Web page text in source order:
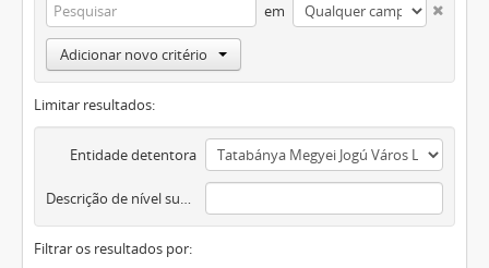
em
Adicionar novo critério
Limitar resultados:
Entidade detentora
Descrição de nível superior
Filtrar os resultados por: